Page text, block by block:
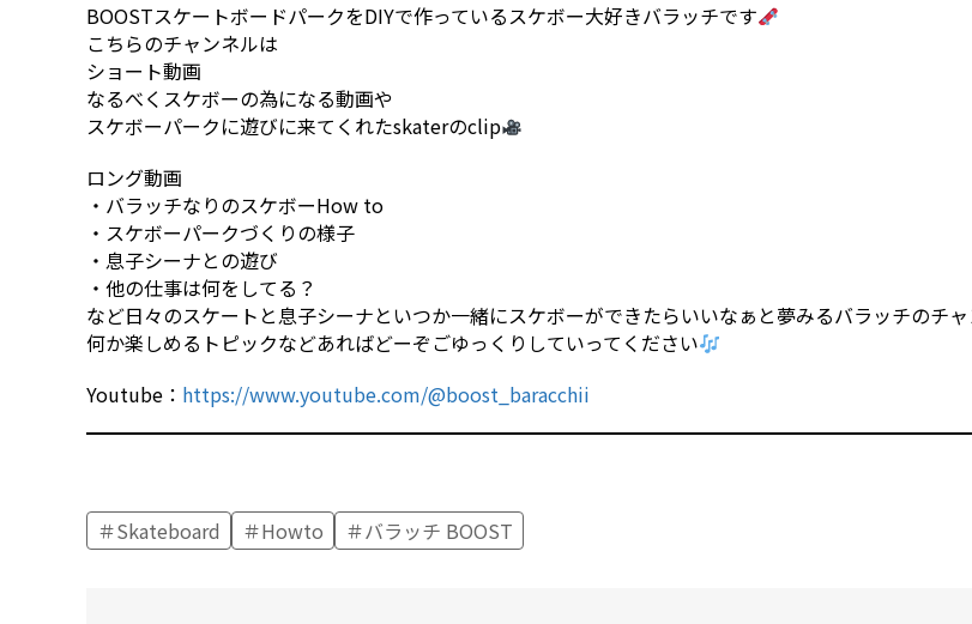
BOOSTスケートボードパークをDIYで作っているスケボー大好きバラッチです
こちらのチャンネルは
ショート動画
なるべくスケボーの為になる動画や
スケボーパークに遊びに来てくれたskaterのclip
ロング動画
・バラッチなりのスケボーHow to
・スケボーパークづくりの様子
・息子シーナとの遊び
・他の仕事は何をしてる？
など日々のスケートと息子シーナといつか一緒にスケボーができたらいいなぁと夢みるバラッチのチ
何か楽しめるトピックなどあればどーぞごゆっくりしていってください
Youtube： https://www.youtube.com/@boost_baracchii
Skateboard Howto バラッチ BOOST